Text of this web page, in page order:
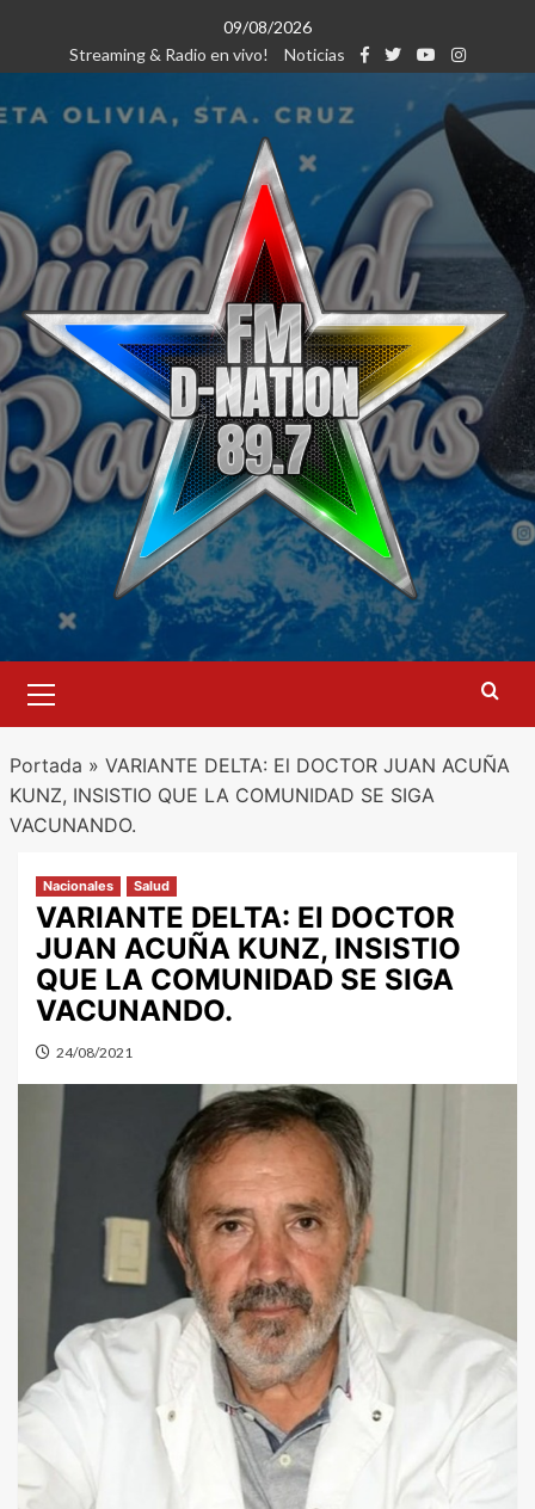
contenido
09/08/2026
Streaming & Radio en vivo!
Noticias
primario
Portada » VARIANTE DELTA: El DOCTOR JUAN ACUÑA
KUNZ, INSISTIO QUE LA COMUNIDAD SE SIGA
VACUNANDO.
Nacionales Salud
VARIANTE DELTA: El DOCTOR
JUAN ACUÑA KUNZ, INSISTIO
QUE LA COMUNIDAD SE SIGA
VACUNANDO.
24/08/2021